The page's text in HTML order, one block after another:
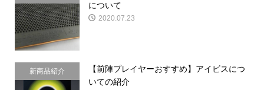
チ
について
2020.07.23
新商品紹介
【前陣プレイヤーおすすめ】アイビスにつ
いての紹介